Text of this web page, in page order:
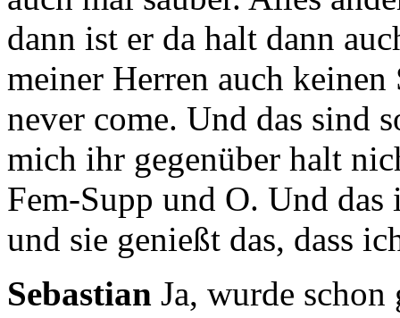
dann ist er da halt dann
meiner Herren auch
never come. Und das sind
mich ihr gegenüber halt
Fem-Supp und O. Und das
und sie genießt das, dass
Sebastian Ja, wurde